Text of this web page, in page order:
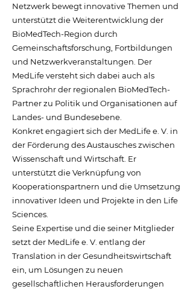
Netzwerk bewegt innovative Themen und
unterstützt die Weiterentwicklung der
BioMedTech-Region durch
Gemeinschaftsforschung, Fortbildungen
und Netzwerkveranstaltungen. Der
MedLife versteht sich dabei auch als
Sprachrohr der regionalen BioMedTech-
Partner zu Politik und Organisationen auf
Landes- und Bundesebene.
Konkret engagiert sich der MedLife e. V. in
der Förderung des Austausches zwischen
Wissenschaft und Wirtschaft. Er
unterstützt die Verknüpfung von
Kooperationspartnern und die Umsetzung
innovativer Ideen und Projekte in den Life
Sciences.
Seine Expertise und die seiner Mitglieder
setzt der MedLife e. V. entlang der
Translation in der Gesundheitswirtschaft
ein, um Lösungen zu neuen
gesellschaftlichen Herausforderungen